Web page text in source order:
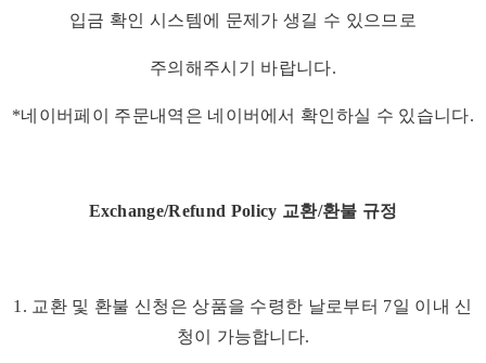
입금 확인 시스템에 문제가 생길 수 있으므로
주의해주시기 바랍니다.
*네이버페이 주문내역은 네이버에서 확인하실 수 있습니다.
Exchange/Refund Policy 교환/환불 규정
1. 교환 및 환불 신청은 상품을 수령한 날로부터 7일 이내 신
청이 가능합니다.